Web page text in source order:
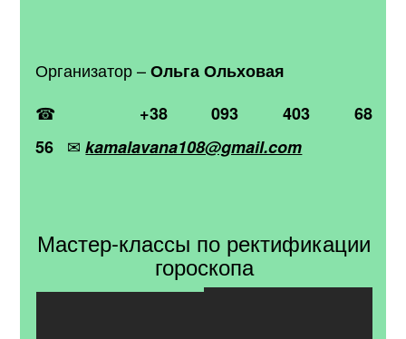
Организатор –Ольга Ольховая
☎ +38 093 403 68
56
✉kamalavana108@gmail.com
Мастер-классы по ректификации
гороскопа